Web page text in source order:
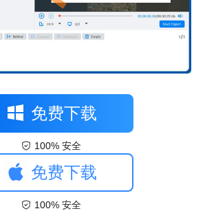
免费下载
100% 安全
免费下载
100% 安全